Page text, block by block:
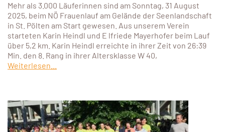
Mehr als 3.000 Läuferinnen sind am Sonntag, 31 August
2025, beim NÖ Frauenlauf am Gelände der Seenlandschaft
in St. Pölten am Start gewesen. Aus unserem Verein
starteten Karin Heindl und E lfriede Mayerhofer beim Lauf
über 5,2 km. Karin Heindl erreichte in ihrer Zeit von 26:39
Min. den 8. Rang in ihrer Altersklasse W 40,
Weiterlesen...